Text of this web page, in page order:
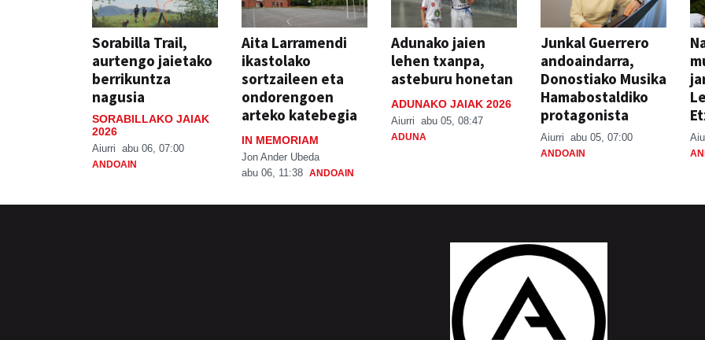
Sorabilla Trail,
aurtengo jaietako
berrikuntza
nagusia
SORABILLAKO JAIAK
2026
Aiurri abu 06, 07:00
ANDOAIN
Aita Larramendi
ikastolako
sortzaileen eta
ondorengoen
arteko katebegia
IN MEMORIAM
Jon Ander Ubeda
abu 06, 11:38 ANDOAIN
Adunako jaien
lehen txanpa,
asteburu honetan
ADUNAKO JAIAK 2026
Aiurri abu 05, 08:47
ADUNA
Junkal Guerrero
andoaindarra,
Donostiako Musika
Hamabostaldiko
protagonista
Aiurri abu 05, 07:00
ANDOAIN